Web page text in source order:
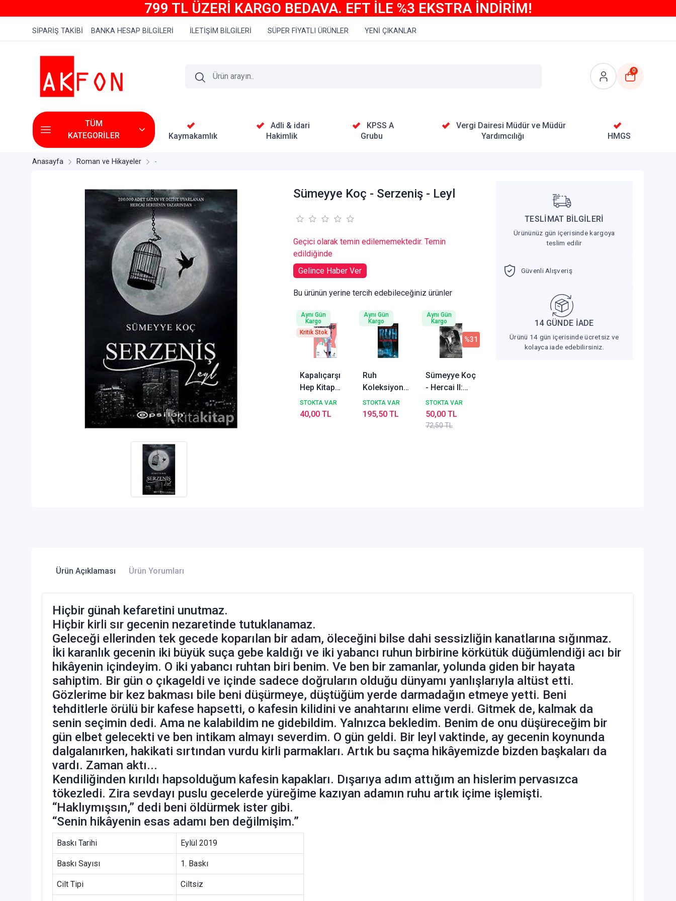
799 TL ÜZERİ KARGO BEDAVA. EFT İLE %3 EKSTRA İNDİRİM!
SİPARİŞ TAKİBİ BANKA HESAP BİLGİLERİ İLETİŞİM BİLGİLERİ SÜPER FİYATLI ÜRÜNLER YENİ ÇIKANLAR
0
TÜM
KATEGORİLER
Kaymakamlık
Adli & idari
Hakimlik
KPSS A
Grubu
Vergi Dairesi Müdür ve Müdür
Yardımcılığı
HMGS
Anasayfa Roman ve Hikayeler -
Sümeyye Koç - Serzeniş - Leyl
Geçici olarak temin edilememektedir. Temin
edildiğinde
Gelince Haber Ver
Bu ürünün yerine tercih edebileceğiniz ürünler
Kapalıçarşı
Hep Kitap
Fuat Sevimay
STOKTA VAR
40,00 TL
Aynı Gün
Kargo
Kritik Stok
Ruh
Koleksiyoncusu
Doğan Kitap
Tess
STOKTA VAR
195,50 TL
Aynı Gün
Kargo
Sümeyye Koç
- Hercai II:
Meftun
STOKTA VAR
72,50 TL
%31
50,00 TL
Aynı Gün
Kargo
TESLİMAT BİLGİLERİ
Ürününüz gün içerisinde kargoya
teslim edilir
Güvenli Alışveriş
14 GÜNDE İADE
Ürünü 14 gün içerisinde ücretsiz ve
kolayca iade edebilirsiniz.
Ürün Açıklaması Ürün Yorumları
Hiçbir günah kefaretini unutmaz.
Hiçbir kirli sır gecenin nezaretinde tutuklanamaz.
Geleceği ellerinden tek gecede koparılan bir adam, öleceğini bilse dahi sessizliğin kanatlarına sığınmaz.
İki karanlık gecenin iki büyük suça gebe kaldığı ve iki yabancı ruhun birbirine körkütük düğümlendiği acı bir
hikâyenin içindeyim. O iki yabancı ruhtan biri benim. Ve ben bir zamanlar, yolunda giden bir hayata
sahiptim. Bir gün o çıkageldi ve içinde sadece doğruların olduğu dünyamı yanlışlarıyla altüst etti.
Gözlerime bir kez bakması bile beni düşürmeye, düştüğüm yerde darmadağın etmeye yetti. Beni
tehditlerle örülü bir kafese hapsetti, o kafesin kilidini ve anahtarını elime verdi. Gitmek de, kalmak da
senin seçimin dedi. Ama ne kalabildim ne gidebildim. Yalnızca bekledim. Benim de onu düşüreceğim bir
gün elbet gelecekti ve ben intikam almayı severdim. O gün geldi. Bir leyl vaktinde, ay gecenin koynunda
dalgalanırken, hakikati sırtından vurdu kirli parmakları. Artık bu saçma hikâyemizde bizden başkaları da
vardı. Zaman aktı...
Kendiliğinden kırıldı hapsolduğum kafesin kapakları. Dışarıya adım attığım an hislerim pervasızca
tökezledi. Zira sevdayı puslu gecelerde yüreğime kazıyan adamın ruhu artık içime işlemişti.
“Haklıymışsın,” dedi beni öldürmek ister gibi.
“Senin hikâyenin esas adamı ben değilmişim.”
Baskı Tarihi Eylül 2019
Baskı Sayısı 1. Baskı
Cilt Tipi Ciltsiz